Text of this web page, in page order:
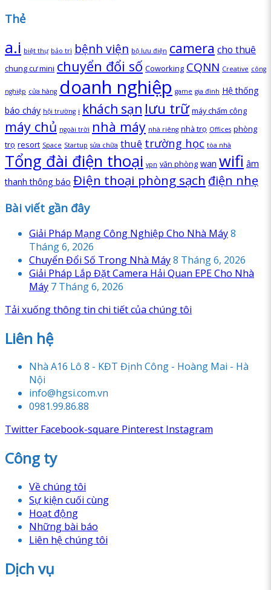
Thẻ
a.i biệt thự bảo trì bệnh viện bộ lưu điện camera cho thuê
chung cư mini chuyển đổi số Coworking CQNN Creative công
nghiệp cửa hàng doanh nghiệp game gia đình Hệ thống
báo cháy hội trường i khách sạn lưu trữ máy chấm công
máy chủ ngoài trời nhà máy nhà riêng nhà trọ Offices phòng
trọ resort Space Startup sửa chữa thuê trường học tòa nhà
Tổng đài điện thoại vpn văn phòng wan wifi âm
thanh thông báo Điện thoại phòng sạch điện nhẹ
Bài viết gần đây
Giải Pháp Mạng Công Nghiệp Cho Nhà Máy8
Tháng 6, 2026
Chuyển Đổi Số Trong Nhà Máy8 Tháng 6, 2026
Giải Pháp Lắp Đặt Camera Hải Quan EPE Cho Nhà
Máy 7 Tháng 6, 2026
Tải xuống thông tin chi tiết của chúng tôi
Liên hệ
Nhà A16 Lô 8 - KĐT Định Công - Hoàng Mai - Hà
Nội
info@hgsi.com.vn
0981.99.86.88
Twitter Facebook-square Pinterest Instagram
Công ty
Về chúng tôi
Sự kiện cuối cùng
Hoạt động
Những bài báo
Liên hệ chúng tôi
Dịch vụ